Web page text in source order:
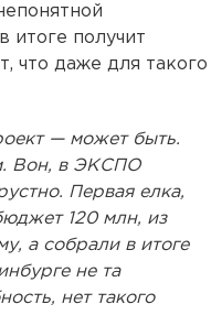
итоге получит
что даже для такого
— может быть.
Вон, в ЭКСПО
Первая елка,
120 млн, из
а собрали в итоге
не та
нет такого